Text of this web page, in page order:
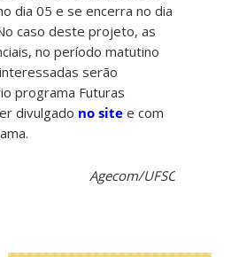
dia 05 e se encerra no dia
caso deste projeto, as
no período matutino
serão
programa Futuras
divulgado no site e com
Agecom/UFSC